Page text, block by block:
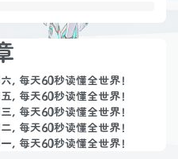
, 每天60秒读懂全世界！
, 每天60秒读懂全世界！
, 每天60秒读懂全世界！
, 每天60秒读懂全世界！
, 每天60秒读懂全世界！